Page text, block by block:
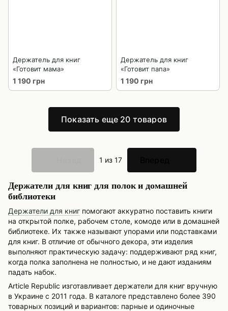
Держатель для книг
«Готовит мама»
1 190 грн
Держатель для книг
«Готовит папа»
1 190 грн
Показать еще 20 товаров
1 из 17
Держатели для книг для полок и домашней
библиотеки
Держатели для книг помогают аккуратно поставить книги
на открытой полке, рабочем столе, комоде или в домашней
библиотеке. Их также называют упорами или подставками
для книг. В отличие от обычного декора, эти изделия
выполняют практическую задачу: поддерживают ряд книг,
когда полка заполнена не полностью, и не дают изданиям
падать набок.
Article Republic изготавливает держатели для книг вручную
в Украине с 2011 года. В каталоге представлено более 390
товарных позиций и вариантов: парные и одиночные